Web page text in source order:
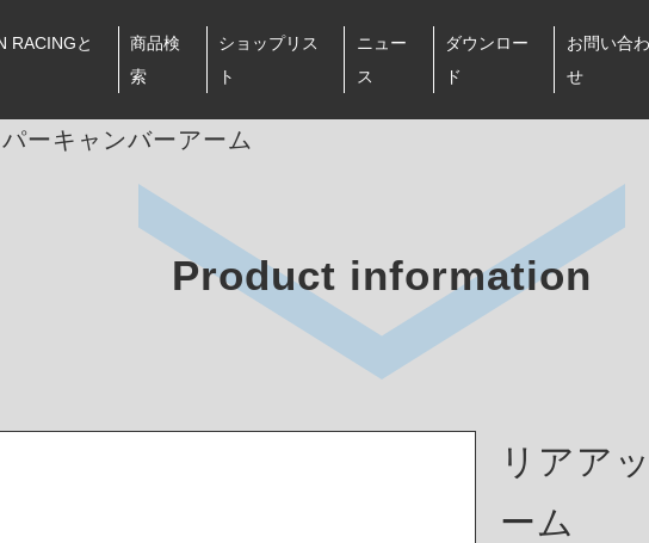
RACINGと
商品検
索
ショップリス
ト
ニュー
ス
ダウンロー
ド
お問い合わ
せ
ーキャンバーアーム
Product information
リアア
ーム